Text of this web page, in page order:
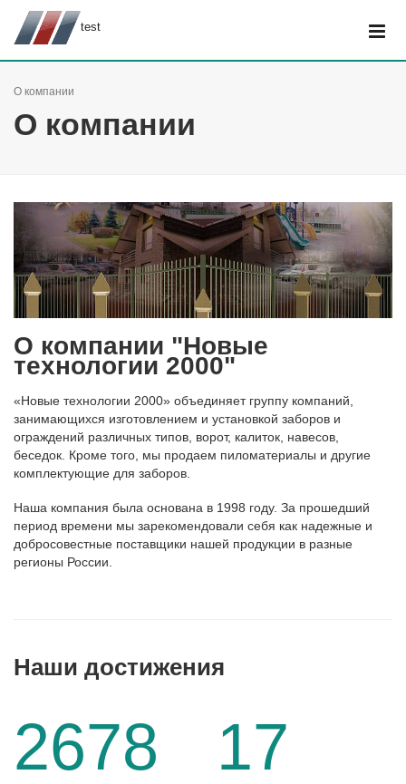
test
О компании
О компании
О компании "Новые
технологии 2000"
«Новые технологии 2000» объединяет группу компаний,
занимающихся изготовлением и установкой заборов и
ограждений различных типов, ворот, калиток, навесов,
беседок. Кроме того, мы продаем пиломатериалы и другие
комплектующие для заборов.
Наша компания была основана в 1998 году. За прошедший
период времени мы зарекомендовали себя как надежные и
добросовестные поставщики нашей продукции в разные
регионы России.
Наши достижения
2678 17